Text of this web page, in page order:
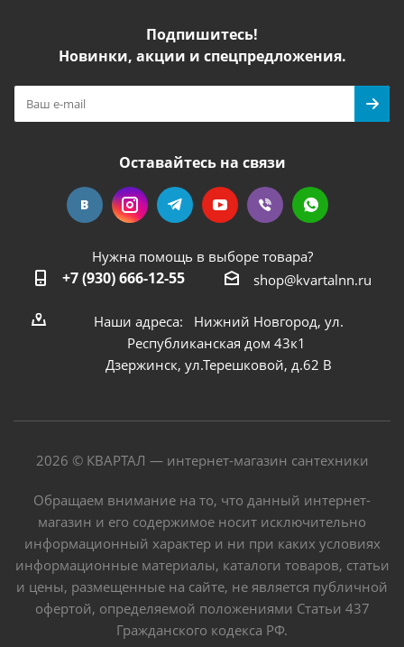
Подпишитесь!
Новинки, акции и спецпредложения.
Оставайтесь на связи
Нужна помощь в выборе товара?
+7 (930) 666-12-55 shop@kvartalnn.ru
Наши адреса: Нижний Новгород, ул.
Республиканская дом 43к1
Дзержинск, ул.Терешковой, д.62 В
2026 © КВАРТАЛ — интернет-магазин сантехники
Обращаем внимание на то, что данный интернет-
магазин и его содержимое носит исключительно
информационный характер и ни при каких условиях
информационные материалы, каталоги товаров, статьи
и цены, размещенные на сайте, не является публичной
офертой, определяемой положениями Статьи 437
Гражданского кодекса РФ.